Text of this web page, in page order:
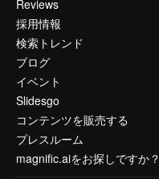
Reviews
採用情報
検索トレンド
ブログ
イベント
Slidesgo
コンテンツを販売する
プレスルーム
magnific.aiをお探しですか？